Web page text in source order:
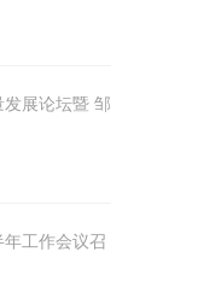
展论坛暨 邹
年工作会议召